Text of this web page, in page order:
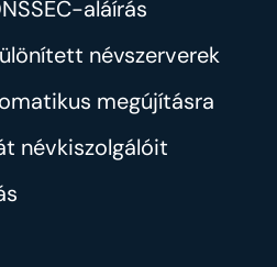
aláírás
névszerverek
megújításra
névkiszolgálóit